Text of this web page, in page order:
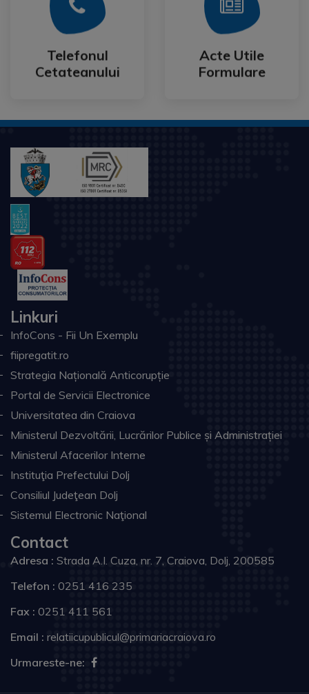
Telefonul
Cetateanului
Telefonul
Cetateanului
Mai Mult
Acte Utile
Formulare
Acte Utile
Formulare
Mai Mult
Linkuri
InfoCons - Fii Un Exemplu
fiipregatit.ro
Strategia Națională Anticorupție
Portal de Servicii Electronice
Universitatea din Craiova
Ministerul Dezvoltării, Lucrărilor Publice și Administrației
Ministerul Afacerilor Interne
Instituţia Prefectului Dolj
Consiliul Judeţean Dolj
Sistemul Electronic Naţional
Contact
Adresa : Strada A.I. Cuza, nr. 7, Craiova, Dolj, 200585
Telefon : 0251 416 235
Fax : 0251 411 561
Email : relatiicupublicul@primariacraiova.ro
Urmareste-ne: